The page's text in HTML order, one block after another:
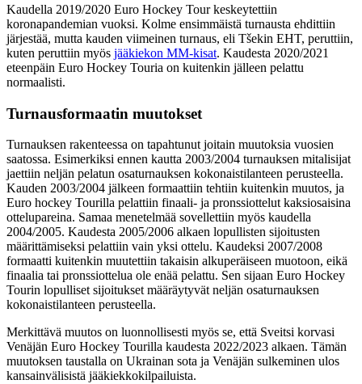
Kaudella 2019/2020 Euro Hockey Tour keskeytettiin
koronapandemian vuoksi. Kolme ensimmäistä turnausta ehdittiin
järjestää, mutta kauden viimeinen turnaus, eli Tšekin EHT, peruttiin,
kuten peruttiin myös jääkiekon MM-kisat. Kaudesta 2020/2021
eteenpäin Euro Hockey Touria on kuitenkin jälleen pelattu
normaalisti.
Turnausformaatin muutokset
Turnauksen rakenteessa on tapahtunut joitain muutoksia vuosien
saatossa. Esimerkiksi ennen kautta 2003/2004 turnauksen mitalisijat
jaettiin neljän pelatun osaturnauksen kokonaistilanteen perusteella.
Kauden 2003/2004 jälkeen formaattiin tehtiin kuitenkin muutos, ja
Euro hockey Tourilla pelattiin finaali- ja pronssiottelut kaksiosaisina
ottelupareina. Samaa menetelmää sovellettiin myös kaudella
2004/2005. Kaudesta 2005/2006 alkaen lopullisten sijoitusten
määrittämiseksi pelattiin vain yksi ottelu. Kaudeksi 2007/2008
formaatti kuitenkin muutettiin takaisin alkuperäiseen muotoon, eikä
finaalia tai pronssiottelua ole enää pelattu. Sen sijaan Euro Hockey
Tourin lopulliset sijoitukset määräytyvät neljän osaturnauksen
kokonaistilanteen perusteella.
Merkittävä muutos on luonnollisesti myös se, että Sveitsi korvasi
Venäjän Euro Hockey Tourilla kaudesta 2022/2023 alkaen. Tämän
muutoksen taustalla on Ukrainan sota ja Venäjän sulkeminen ulos
kansainvälisistä jääkiekkokilpailuista.